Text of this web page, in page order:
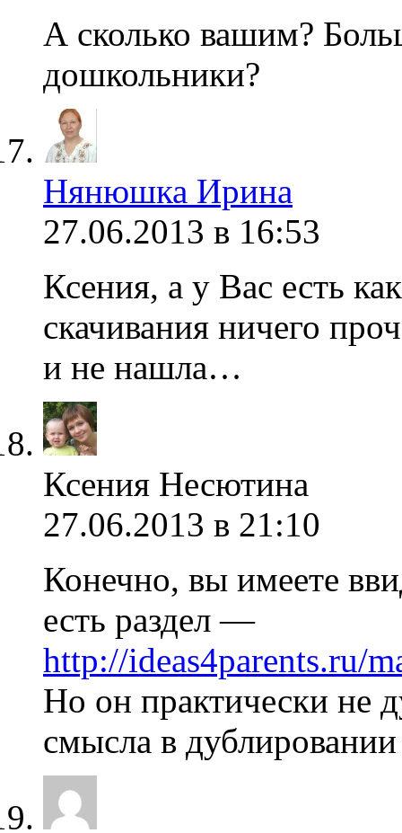
А сколько вашим?
дошкольники?
Нянюшка Ирина
27.06.2013 в 16:53
Ксения, а у Вас есть
скачивания ничего
и не нашла…
Ксения Несютина
27.06.2013 в 21:10
Конечно, вы имеете
есть раздел —
http://ideas4parents.ru/
Но он практически не
смысла в